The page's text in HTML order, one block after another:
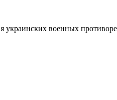
военных